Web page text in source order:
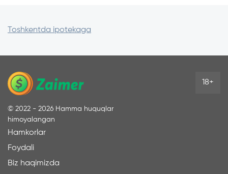
Toshkentda ipotekaga
© 2022 - 2026 Hamma huquqlar
himoyalangan
Hamkorlar
Foydali
Biz haqimizda
18+